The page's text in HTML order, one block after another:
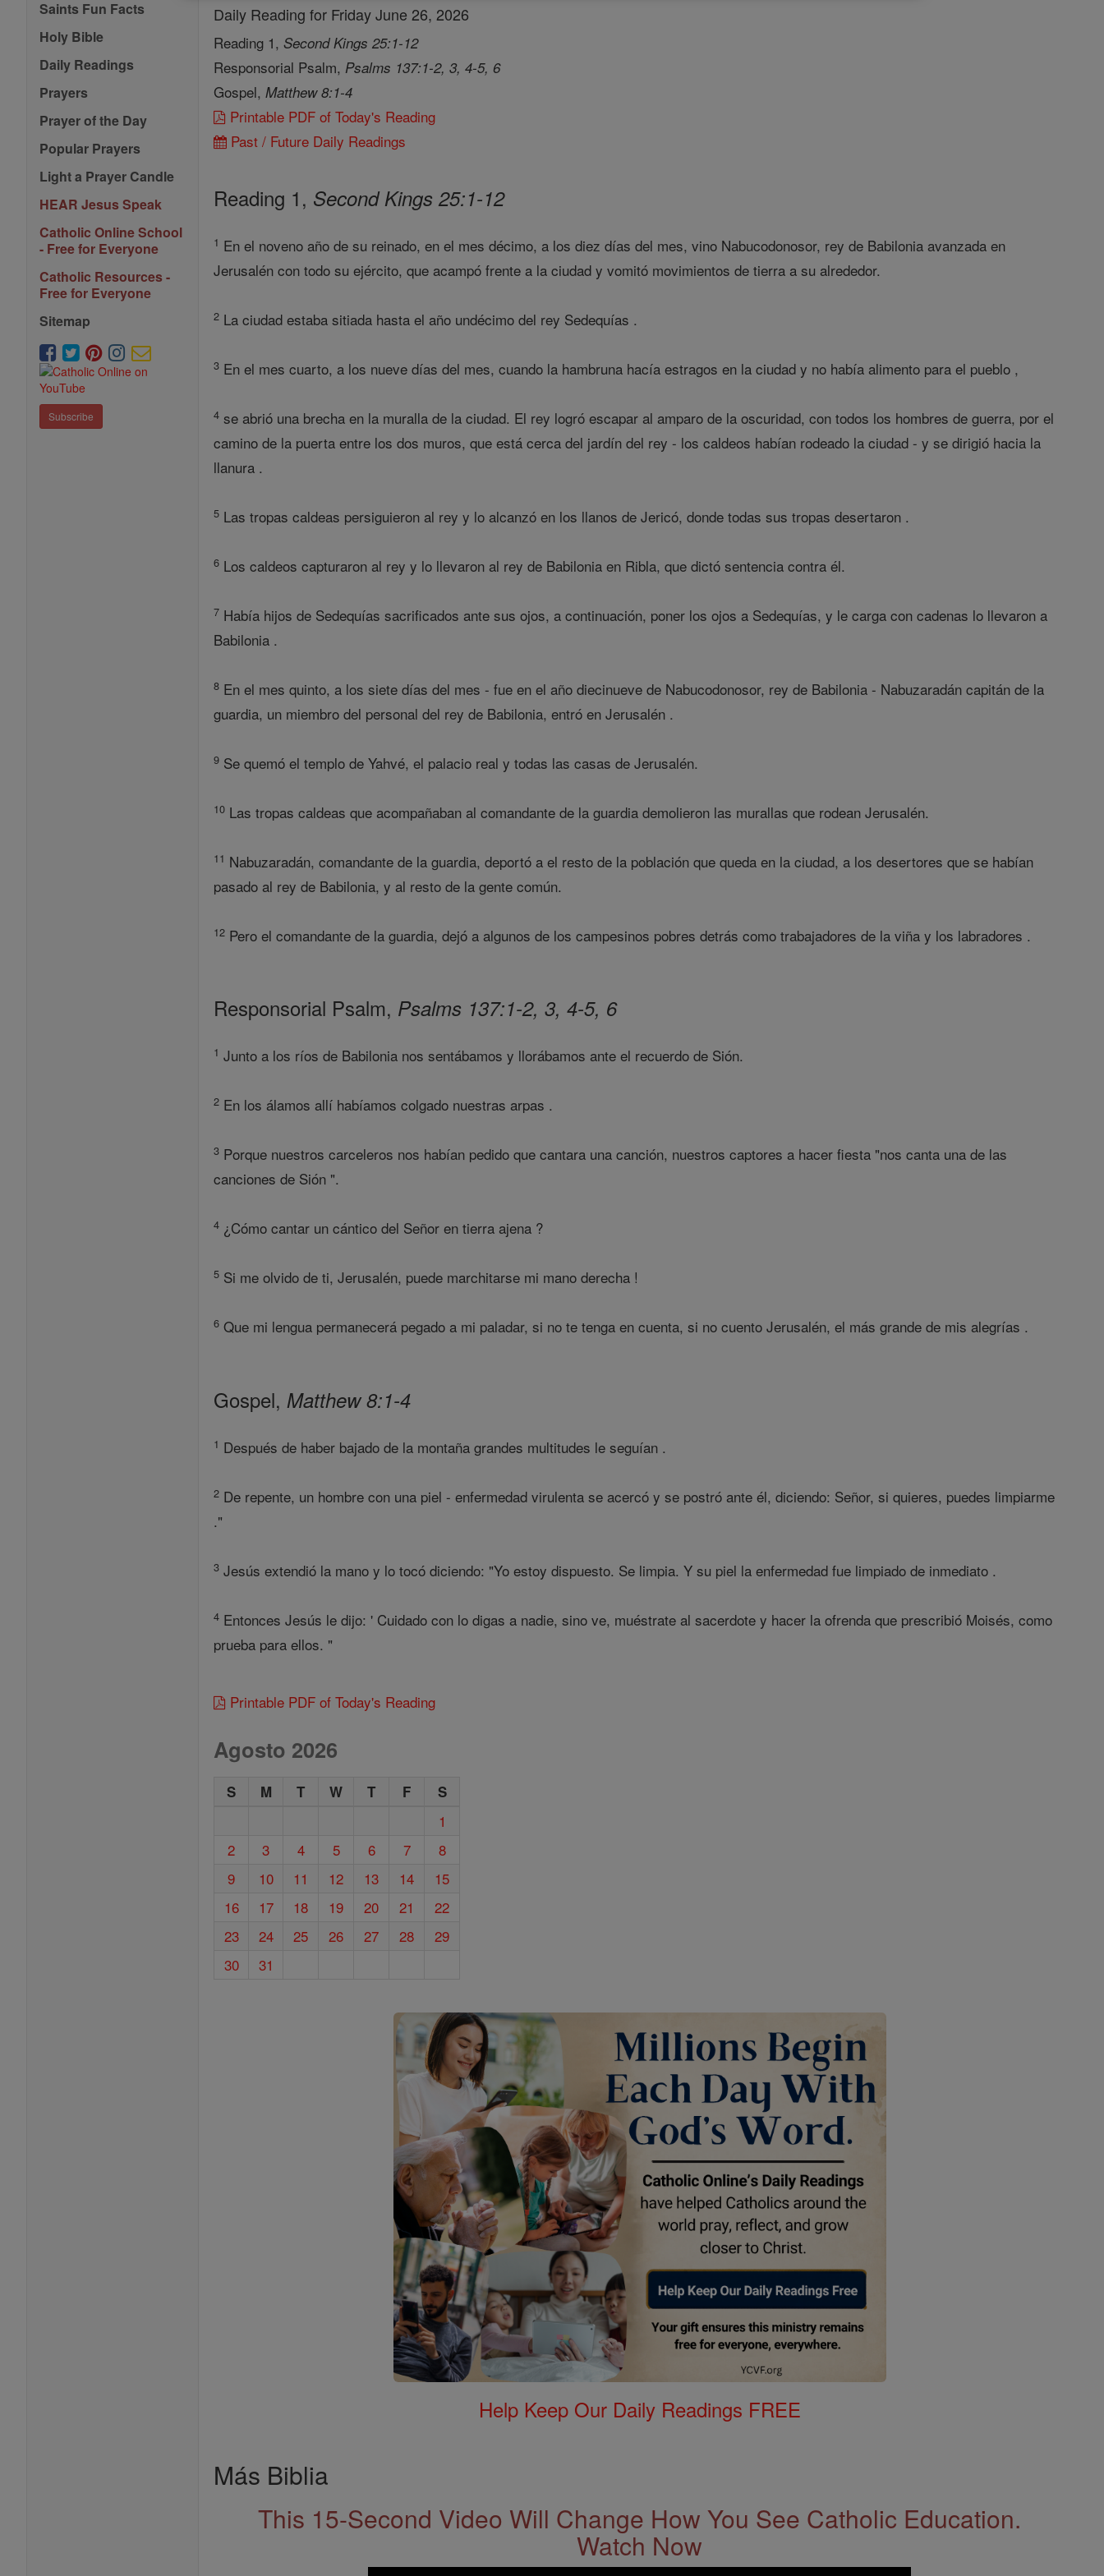
Saints Fun Facts
Holy Bible
Daily Readings
Prayers
Prayer of the Day
Popular Prayers
Light a Prayer Candle
HEAR Jesus Speak
Catholic Online School
- Free for Everyone
Catholic Resources -
Free for Everyone
Sitemap
Subscribe
Daily Reading for Friday June 26, 2026
Reading 1,Second Kings 25:1-12
Responsorial Psalm, Psalms 137:1-2, 3, 4-5, 6
Gospel,Matthew 8:1-4
Printable PDF of Today's Reading
Past / Future Daily Readings
Reading 1, Second Kings 25:1-12
1 En el noveno año de su reinado, en el mes décimo, a los diez días del mes, vino Nabucodonosor, rey de Babilonia avanzada en
Jerusalén con todo su ejército, que acampó frente a la ciudad y vomitó movimientos de tierra a su alrededor.
2 La ciudad estaba sitiada hasta el año undécimo del rey Sedequías .
3 En el mes cuarto, a los nueve días del mes, cuando la hambruna hacía estragos en la ciudad y no había alimento para el pueblo ,
4 se abrió una brecha en la muralla de la ciudad. El rey logró escapar al amparo de la oscuridad, con todos los hombres de guerra, por el
camino de la puerta entre los dos muros, que está cerca del jardín del rey - los caldeos habían rodeado la ciudad - y se dirigió hacia la
llanura .
5 Las tropas caldeas persiguieron al rey y lo alcanzó en los llanos de Jericó, donde todas sus tropas desertaron .
6 Los caldeos capturaron al rey y lo llevaron al rey de Babilonia en Ribla, que dictó sentencia contra él.
7 Había hijos de Sedequías sacrificados ante sus ojos, a continuación, poner los ojos a Sedequías, y le carga con cadenas lo llevaron a
Babilonia .
8 En el mes quinto, a los siete días del mes - fue en el año diecinueve de Nabucodonosor, rey de Babilonia - Nabuzaradán capitán de la
guardia, un miembro del personal del rey de Babilonia, entró en Jerusalén .
9 Se quemó el templo de Yahvé, el palacio real y todas las casas de Jerusalén.
10 Las tropas caldeas que acompañaban al comandante de la guardia demolieron las murallas que rodean Jerusalén.
11 Nabuzaradán, comandante de la guardia, deportó a el resto de la población que queda en la ciudad, a los desertores que se habían
pasado al rey de Babilonia, y al resto de la gente común.
12 Pero el comandante de la guardia, dejó a algunos de los campesinos pobres detrás como trabajadores de la viña y los labradores .
Responsorial Psalm, Psalms 137:1-2, 3, 4-5, 6
1 Junto a los ríos de Babilonia nos sentábamos y llorábamos ante el recuerdo de Sión.
2 En los álamos allí habíamos colgado nuestras arpas .
3 Porque nuestros carceleros nos habían pedido que cantara una canción, nuestros captores a hacer fiesta "nos canta una de las
canciones de Sión ".
4 ¿Cómo cantar un cántico del Señor en tierra ajena ?
5 Si me olvido de ti, Jerusalén, puede marchitarse mi mano derecha !
6 Que mi lengua permanecerá pegado a mi paladar, si no te tenga en cuenta, si no cuento Jerusalén, el más grande de mis alegrías .
Gospel,Matthew 8:1-4
1 Después de haber bajado de la montaña grandes multitudes le seguían .
2 De repente, un hombre con una piel - enfermedad virulenta se acercó y se postró ante él, diciendo: Señor, si quieres, puedes limpiarme
."
3 Jesús extendió la mano y lo tocó diciendo: "Yo estoy dispuesto. Se limpia. Y su piel la enfermedad fue limpiado de inmediato .
4 Entonces Jesús le dijo: ' Cuidado con lo digas a nadie, sino ve, muéstrate al sacerdote y hacer la ofrenda que prescribió Moisés, como
prueba para ellos. "
Printable PDF of Today's Reading
Agosto 2026
S M T W T F S
1
2
3 4 5 6 7
8
9
10 11 12 13 14
15
16
17 18 19 20 21
22
23
24 25 26 27 28
29
30
31
Help Keep Our Daily Readings FREE
Más Biblia
This 15-Second Video Will Change How You See Catholic Education.
Watch Now